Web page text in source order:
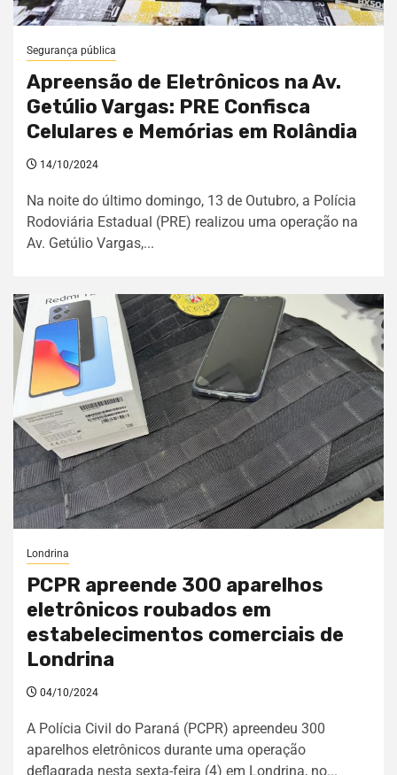
Segurança pública
Apreensão de Eletrônicos na Av.
Getúlio Vargas: PRE Confisca
Celulares e Memórias em Rolândia
14/10/2024
Na noite do último domingo, 13 de Outubro, a Polícia
Rodoviária Estadual (PRE) realizou uma operação na
Av. Getúlio Vargas,...
Londrina
PCPR apreende 300 aparelhos
eletrônicos roubados em
estabelecimentos comerciais de
Londrina
04/10/2024
A Polícia Civil do Paraná (PCPR) apreendeu 300
aparelhos eletrônicos durante uma operação
deflagrada nesta sexta-feira (4) em Londrina, no...